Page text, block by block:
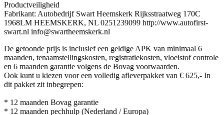
Productveiligheid
Fabrikant: Autobedrijf Swart Heemskerk Rijksstraatweg 170C
1968LM HEEMSKERK, NL 0251239099 http://www.autofirst-
swart.nl info@swartheemskerk.nl
De getoonde prijs is inclusief een geldige APK van minimaal 6
maanden, tenaamstellingskosten, registratiekosten, vloeistof controle
en 6 maanden garantie volgens de Bovag voorwaarden.
Ook kunt u kiezen voor een volledig afleverpakket van € 625,- In
dit pakket zit inbegrepen:
* 12 maanden Bovag garantie
* 12 maanden pechhulp (Nederland / Europa)